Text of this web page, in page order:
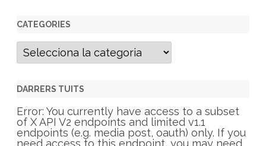
CATEGORIES
C
t
g
r
i
e
s
DARRERS TUITS
Error: You currently have access to a subset
of X API V2 endpoints and limited v1.1
endpoints (e.g. media post, oauth) only. If you
need access to this endpoint, you may need